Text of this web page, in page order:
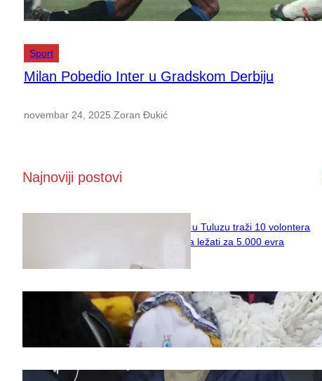
Sport
Milan Pobedio Inter u Gradskom Derbiju
novembar 24, 2025 Zoran Đukić
Najnoviji postovi
Naučni institut u Tuluzu traži 10 volontera
koji će 10 dana ležati za 5.000 evra
Saveti za Zdrav Božićni Post 2025
novembar 28, 2025